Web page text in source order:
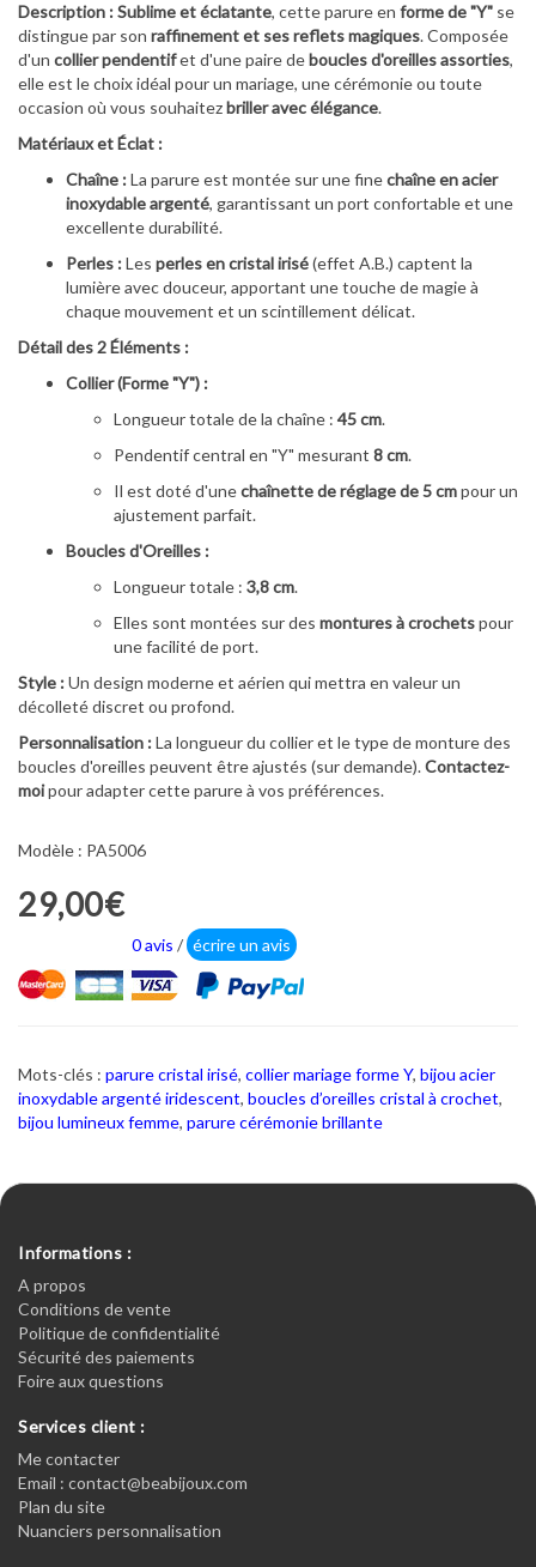
Description :Sublime et éclatante, cette parure en forme de "Y" se
distingue par son raffinement et ses reflets magiques. Composée
d'un collier pendentifet d'une paire deboucles d'oreilles assorties,
elle est le choix idéal pour un mariage, une cérémonie ou toute
occasion où vous souhaitezbriller avec élégance.
Matériaux et Éclat :
Chaîne :La parure est montée sur une finechaîne en acier
inoxydable argenté, garantissant un port confortable et une
excellente durabilité.
Perles :Les perles en cristal irisé(effet A.B.) captent la
lumière avec douceur, apportant une touche de magie à
chaque mouvement et un scintillement délicat.
Détail des 2 Éléments :
Collier (Forme "Y") :
Longueur totale de la chaîne : 45 cm.
Pendentif central en "Y" mesurant 8 cm.
Il est doté d'unechaînette de réglage de 5 cmpour un
ajustement parfait.
Boucles d'Oreilles :
Longueur totale : 3,8 cm.
Elles sont montées sur des montures à crochetspour
une facilité de port.
Style :Un design moderne et aérien qui mettra en valeur un
décolleté discret ou profond.
Personnalisation :La longueur du collier et le type de monture des
boucles d'oreilles peuvent être ajustés (sur demande).Contactez-
moipour adapter cette parure à vos préférences.
Modèle : PA5006
29,00€
0 avis / écrire un avis
Mots-clés : parure cristal irisé, collier mariage forme Y, bijou acier
inoxydable argenté iridescent, boucles d’oreilles cristal à crochet,
bijou lumineux femme, parure cérémonie brillante
Informations :
A propos
Conditions de vente
Politique de confidentialité
Sécurité des paiements
Foire aux questions
Services client :
Me contacter
Email : contact@beabijoux.com
Plan du site
Nuanciers personnalisation